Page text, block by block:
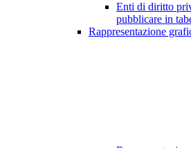
Enti di diritto
pubblicare in
Rappresentazione